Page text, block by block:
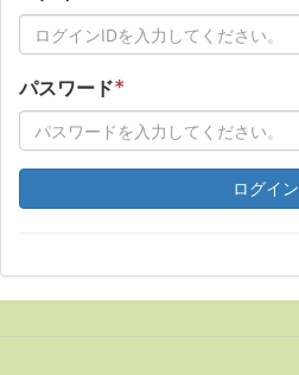
パスワード*
ログイン